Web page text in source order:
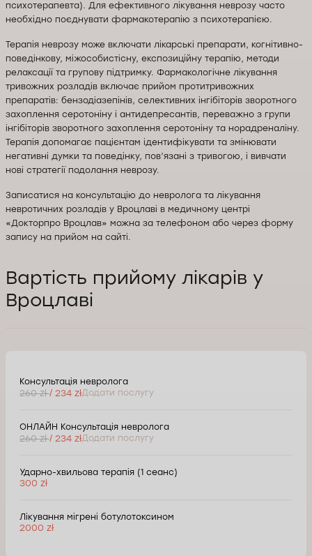
психотерапевта). Для ефективного лікування неврозу часто
необхідно поєднувати фармакотерапію з психотерапією.
Терапія неврозу може включати лікарські препарати, когнітивно-
поведінкову, міжособистісну, експозиційну терапію, методи
релаксації та групову підтримку. Фармакологічне лікування
тривожних розладів включає прийом протитривожних
препаратів: бензодіазепінів, селективних інгібіторів зворотного
захоплення серотоніну і антидепресантів, переважно з групи
інгібіторів зворотного захоплення серотоніну та норадреналіну.
Терапія допомагає пацієнтам ідентифікувати та змінювати
негативні думки та поведінку, пов’язані з тривогою, і вивчати
нові стратегії подолання неврозу.
Записатися на консультацію до невролога та лікування
невротичних розладів у Вроцлаві в медичному центрі
«Докторпро Вроцлав» можна за телефоном або через форму
запису на прийом на сайті.
Вартість прийому лікарів у
Вроцлаві
Консультація невролога
260 zł/ 234 złДодати послугу
ОНЛАЙН Консультація невролога
260 zł/ 234 złДодати послугу
Ударно-хвильова терапія (1 сеанс)
300 zł
Лікування мігрені ботулотоксином
2000 zł